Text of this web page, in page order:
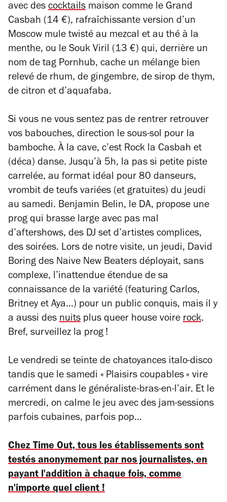
avec des cocktails maison comme le Grand
Casbah (14 €), rafraîchissante version d’un
Moscow mule twisté au mezcal et au thé à la
menthe, ou le Souk Viril (13 €) qui, derrière un
nom de tag Pornhub, cache un mélange bien
relevé de rhum, de gingembre, de sirop de thym,
de citron et d’aquafaba.
Si vous ne vous sentez pas de rentrer retrouver
vos babouches, direction le sous-sol pour la
bamboche. À la cave, c’est Rock la Casbah et
(déca) danse. Jusqu’à 5h, la pas si petite piste
carrelée, au format idéal pour 80 danseurs,
vrombit de teufs variées (et gratuites) du jeudi
au samedi. Benjamin Belin, le DA, propose une
prog qui brasse large avec pas mal
d’aftershows, des DJ set d’artistes complices,
des soirées. Lors de notre visite, un jeudi, David
Boring des Naive New Beaters déployait, sans
complexe, l’inattendue étendue de sa
connaissance de la variété (featuring Carlos,
Britney et Aya…) pour un public conquis, mais il y
a aussi des nuits plus queer house voire rock.
Bref, surveillez la prog !
Le vendredi se teinte de chatoyances italo-disco
tandis que le samedi « Plaisirs coupables » vire
carrément dans le généraliste-bras-en-l’air. Et le
mercredi, on calme le jeu avec des jam-sessions
parfois cubaines, parfois pop…
Chez Time Out, tous les établissements sont
testés anonymement par nos journalistes, en
payant l'addition à chaque fois, comme
n'importe quel client !